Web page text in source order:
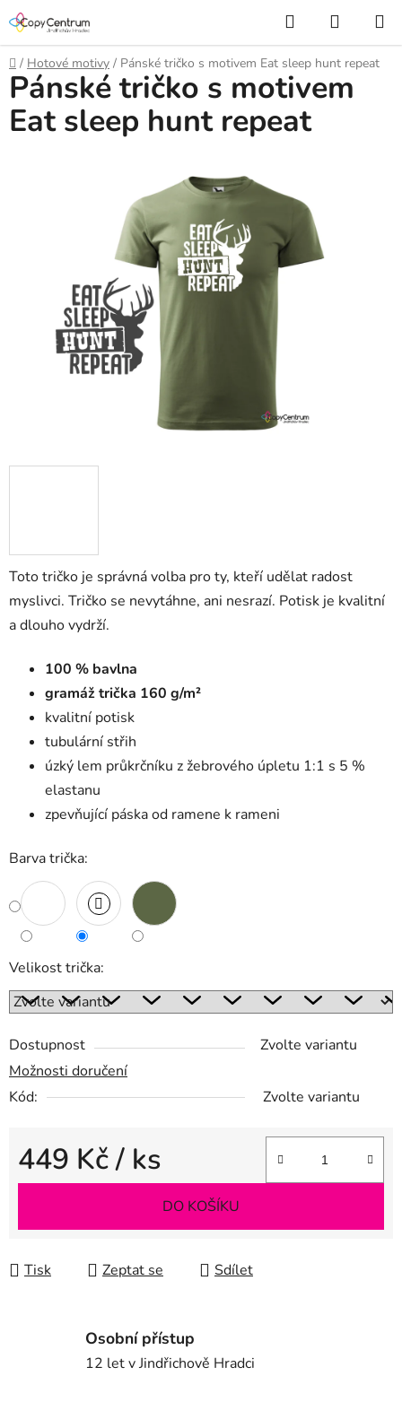
Přejít
na
obsah
Hledat
KOŠÍK
Domů
/ Hotové motivy / Pánské tričko s motivem Eat sleep hunt repeat
Toto tričko je správná volba pro ty, kteří udělat radost
myslivci. Tričko se nevytáhne, ani nesrazí. Potisk je kvalitní
a dlouho vydrží.
100 % bavlna
gramáž trička 160 g/m²
kvalitní potisk
tubulární střih
úzký lem průkrčníku z žebrového úpletu 1:1 s 5 %
elastanu
zpevňující páska od ramene k rameni
Barva trička:
Velikost trička:
Dostupnost
Zvolte variantu
Možnosti doručení
Kód:
Zvolte variantu
449 Kč/ ks
Měrná cena:
DO KOŠÍKU
Tisk Zeptat se Sdílet
Pánské tričko s motivem
Eat sleep hunt repeat
Osobní přístup
12 let v Jindřichově Hradci